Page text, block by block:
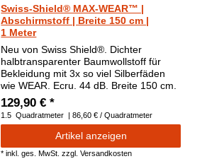
Swiss-Shield® MAX-WEAR™ |
Abschirmstoff | Breite 150 cm |
1 Meter
Neu von Swiss Shield®. Dichter
halbtransparenter Baumwollstoff für
Bekleidung mit 3x so viel Silberfäden
wie WEAR. Ecru. 44 dB. Breite 150 cm.
129,90 € *
1.5 Quadratmeter | 86,60 € / Quadratmeter
Artikel anzeigen
*inkl. ges. MwSt. zzgl.Versandkosten